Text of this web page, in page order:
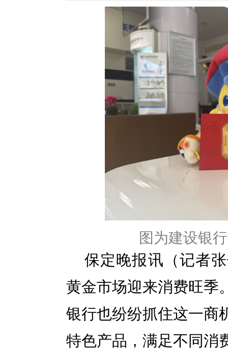
图为建设银
保定晚报讯（记者
黄金市场迎来消费旺季
银行也纷纷抓住这一商
特色产品，满足不同消